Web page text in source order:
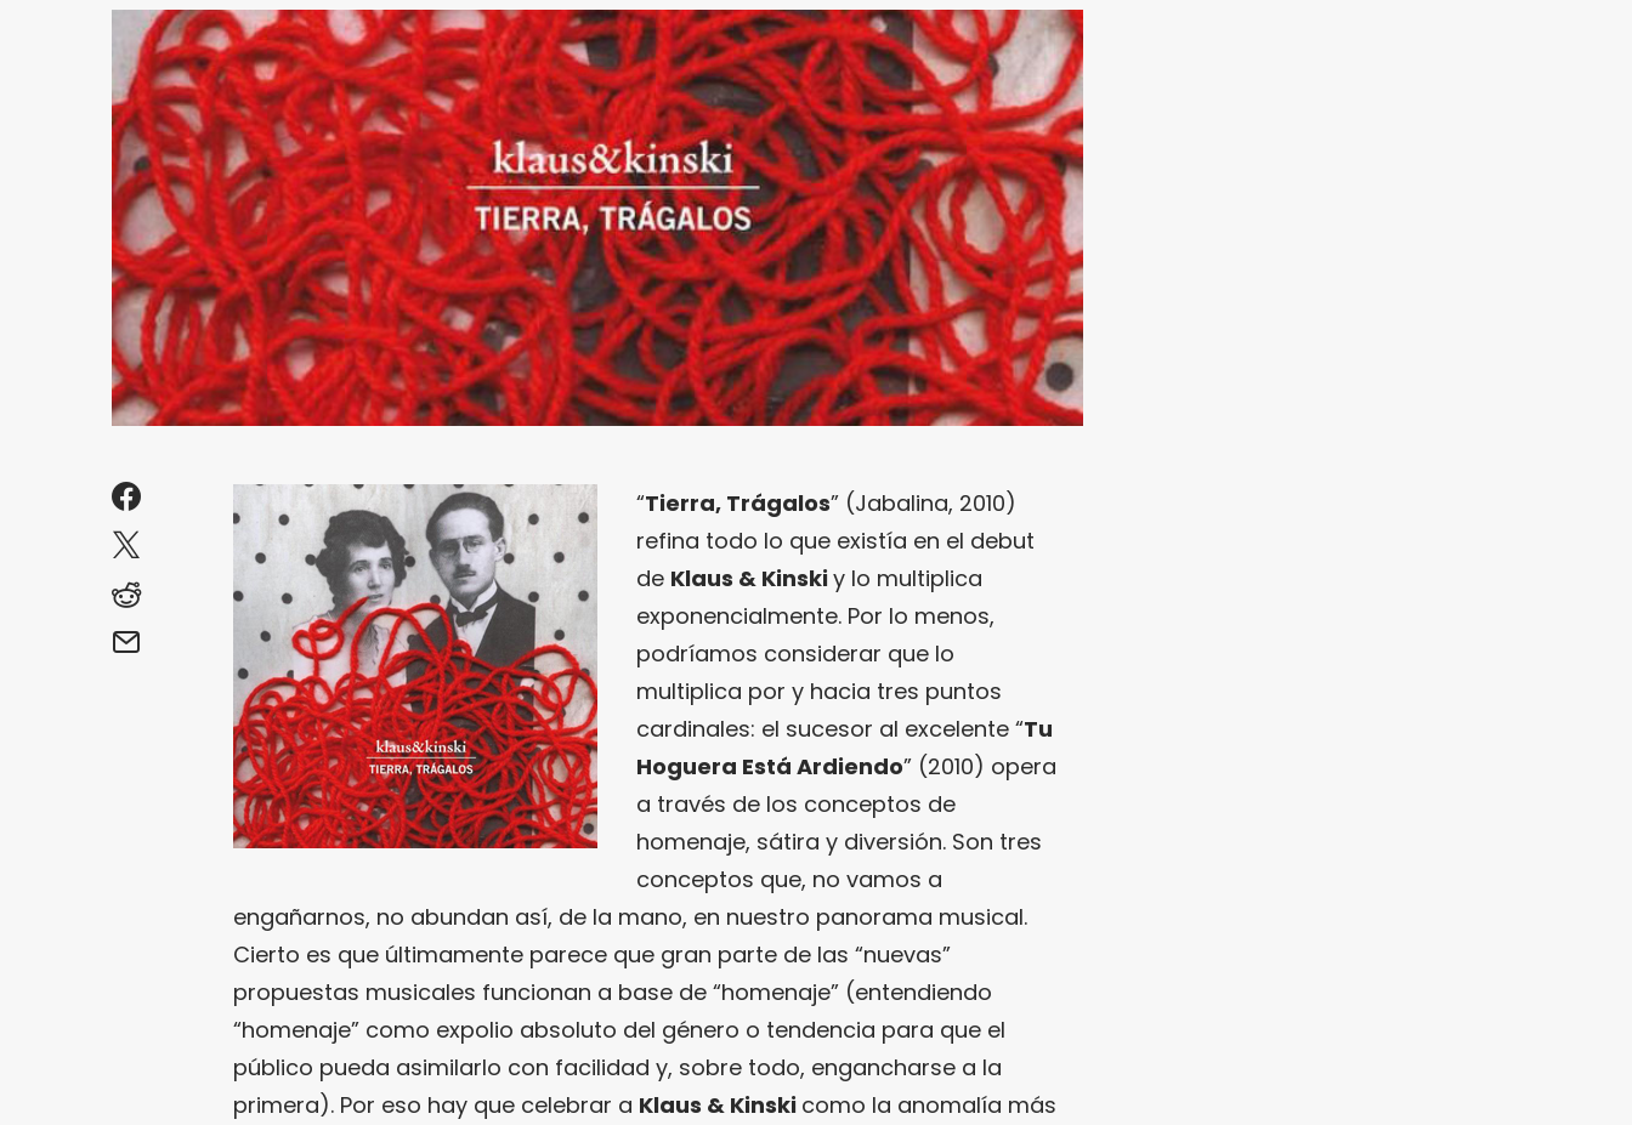
“Tierra, Trágalos” (Jabalina, 2010)
refina todo lo que existía en el debut
de Klaus & Kinskiy lo multiplica
exponencialmente. Por lo menos,
podríamos considerar que lo
multiplica por y hacia tres puntos
cardinales: el sucesor al excelente “Tu
Hoguera Está Ardiendo” (2010) opera
a través de los conceptos de
homenaje, sátira y diversión. Son tres
conceptos que, no vamos a
engañarnos, no abundan así, de la mano, en nuestro panorama musical.
Cierto es que últimamente parece que gran parte de las “nuevas”
propuestas musicales funcionan a base de “homenaje” (entendiendo
“homenaje” como expolio absoluto del género o tendencia para que el
público pueda asimilarlo con facilidad y, sobre todo, engancharse a la
primera). Por eso hay que celebrar a Klaus & Kinski como la anomalía más